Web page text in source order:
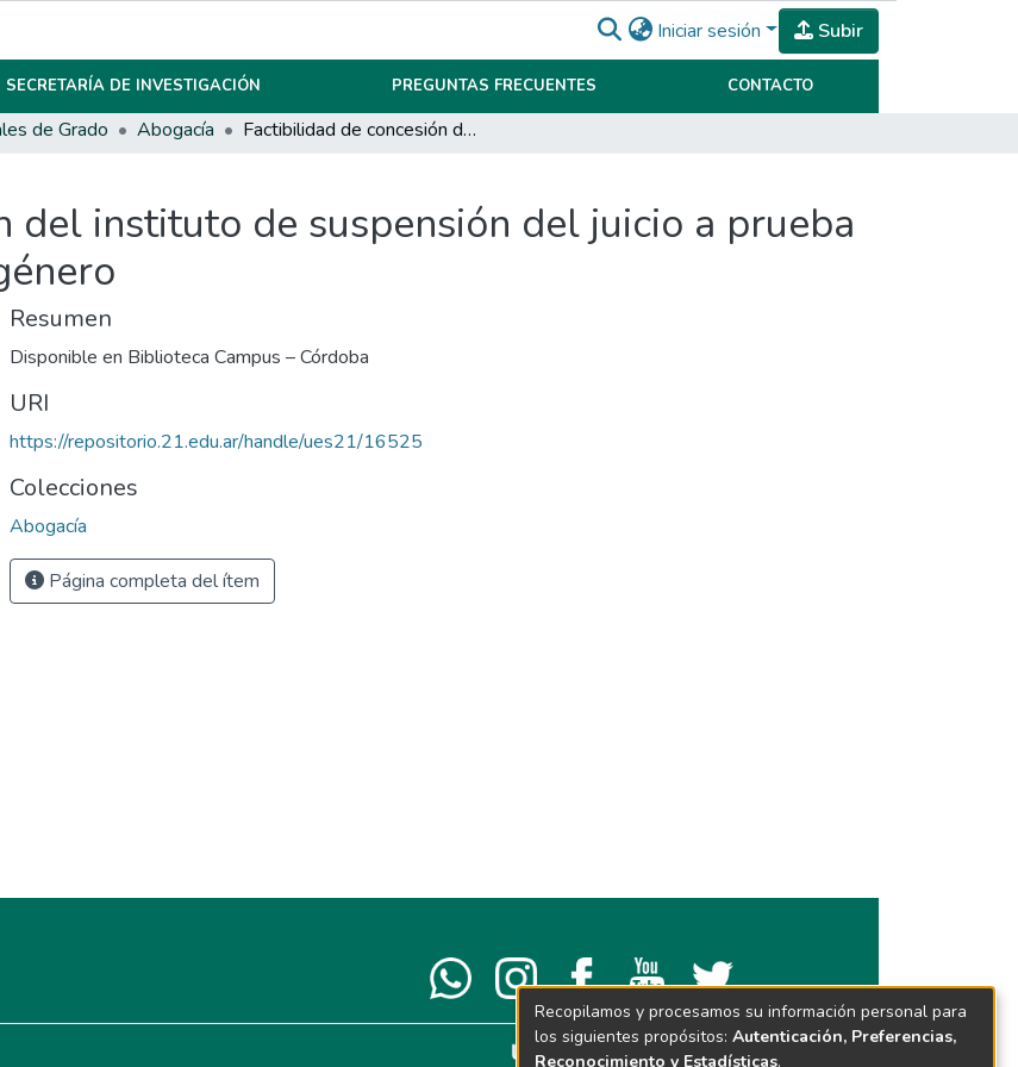
Iniciar sesión Subir
SECRETARÍA DE INVESTIGACIÓN PREGUNTAS FRECUENTES CONTACTO
de Grado Abogacía Factibilidad de concesión del instituto de suspensión del juicio a prueba en caso de violencia de género
del instituto de suspensión del juicio a prueba
Resumen
Disponible en Biblioteca Campus – Córdoba
URI
https://repositorio.21.edu.ar/handle/ues21/16525
Colecciones
Abogacía
Página completa del ítem
Recopilamos y procesamos su información personal para
los siguientes propósitos: Autenticación, Preferencias,
Reconocimiento y Estadísticas.